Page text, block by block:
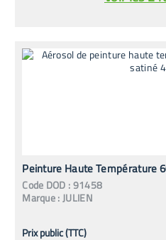
Peinture Haute Température
Code DOD :91458
Marque :JULIEN
Prix public (TTC)